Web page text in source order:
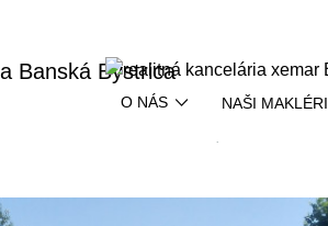
O NÁS NAŠI MAKLÉRI